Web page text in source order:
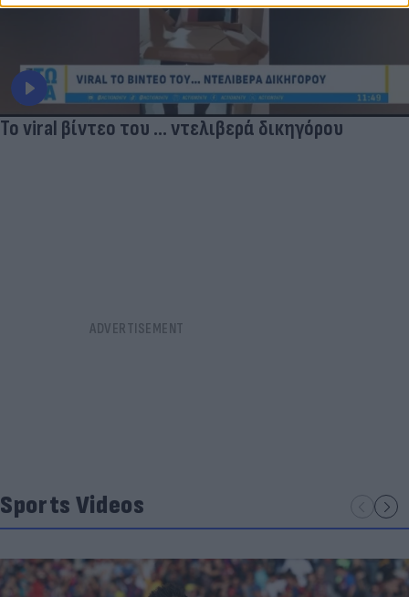
Το viral βίντεο του ... ντελιβερά δικηγόρου
Sports Videos